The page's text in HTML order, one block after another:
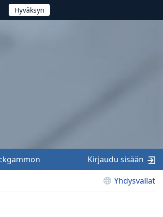
Yhdysvallat
Kirjaudu sisään